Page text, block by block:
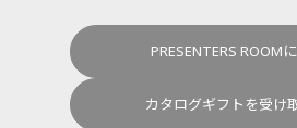
PRESENTERS ROOM
カタログギフトを受け